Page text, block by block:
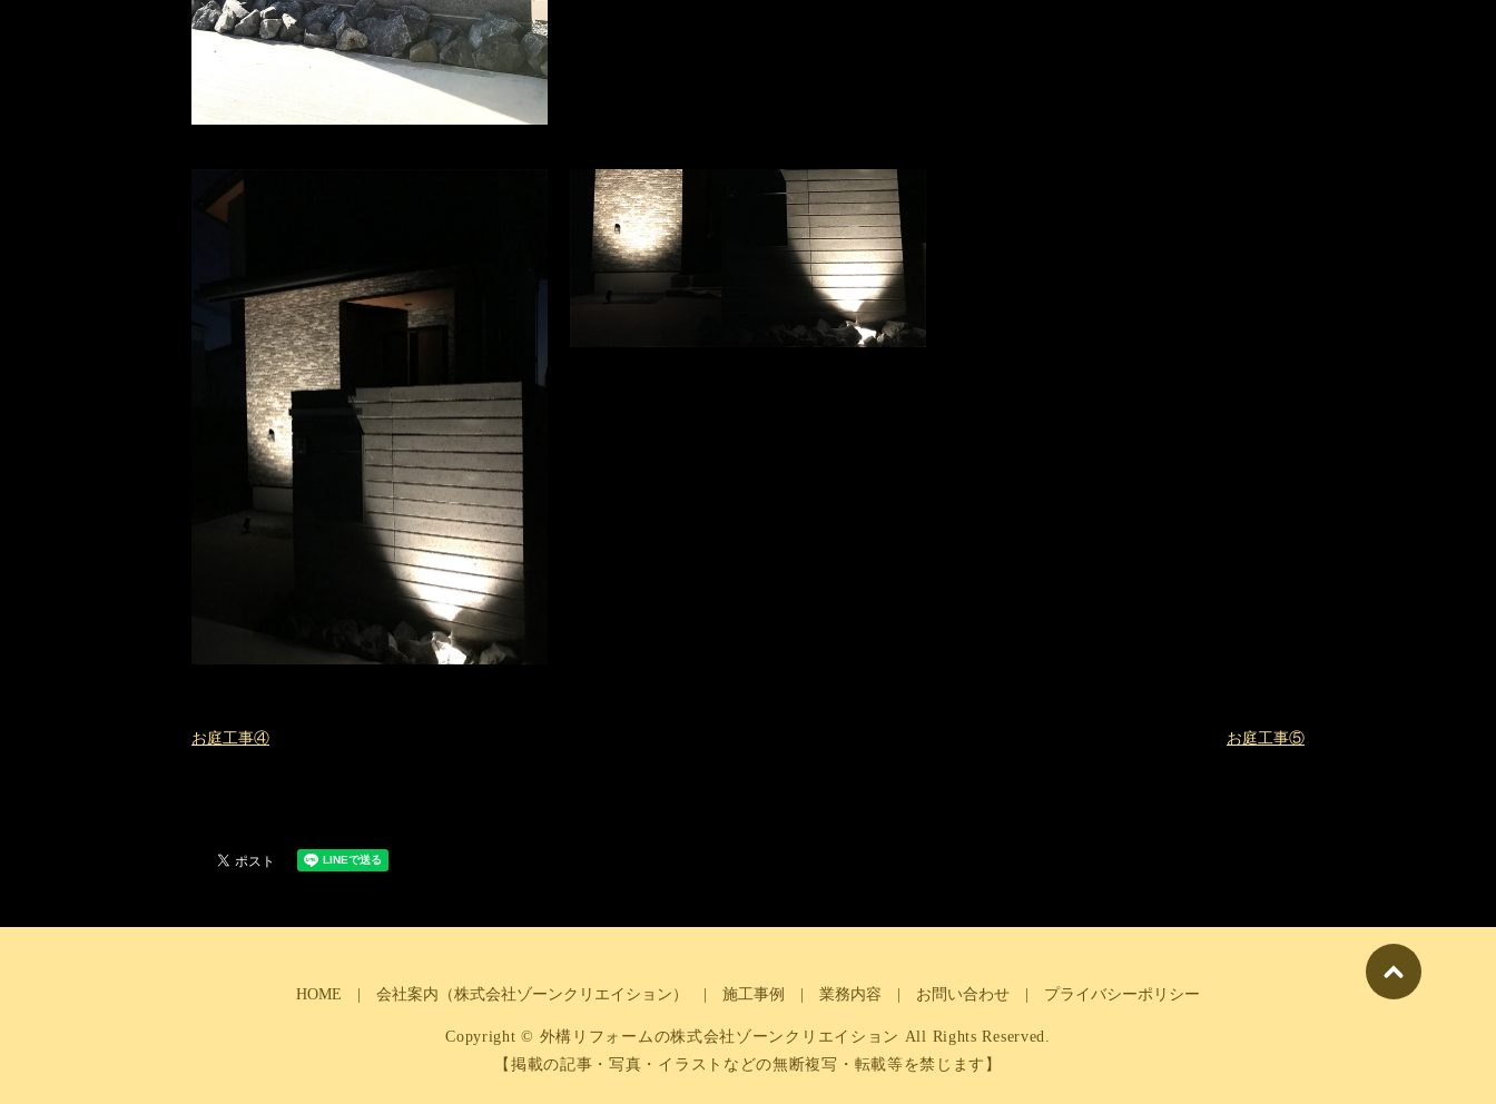
お庭工事④ お庭工事⑤
HOME 会社案内（株式会社ゾーンクリエイション） 施工事例 業務内容 お問い合わせ プライバシーポリシー
Copyright © 外構リフォームの株式会社ゾーンクリエイション All Rights Reserved.
【掲載の記事・写真・イラストなどの無断複写・転載等を禁じます】